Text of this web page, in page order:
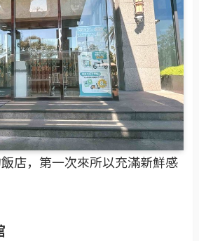
店，第一次來所以充滿新鮮感